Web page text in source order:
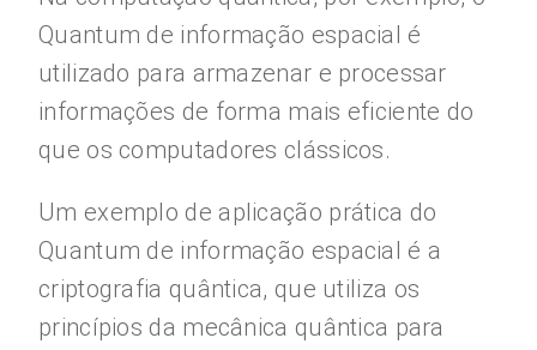
Quantum de informação espacial é
utilizado para armazenar e processar
informações de forma mais eficiente do
que os computadores clássicos.
Um exemplo de aplicação prática do
Quantum de informação espacial é a
criptografia quântica, que utiliza os
princípios da mecânica quântica para